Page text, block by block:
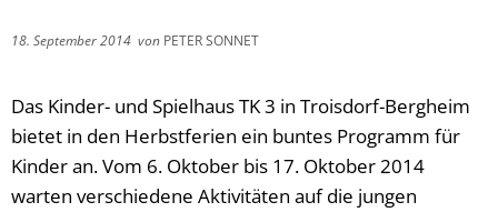
18. September 2014 von PETER SONNET
Das Kinder- und Spielhaus TK 3 in Troisdorf-Bergheim
bietet in den Herbstferien ein buntes Programm für
Kinder an. Vom 6. Oktober bis 17. Oktober 2014
warten verschiedene Aktivitäten auf die jungen